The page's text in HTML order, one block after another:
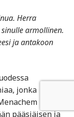
Herra
armollinen.
ja antakoon
jonka
pääsiäisen ja